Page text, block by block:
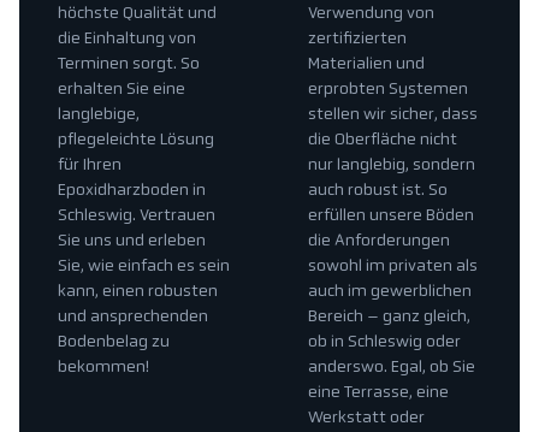
Verwendung von
zertifizierten
Materialien und
erprobten Systemen
stellen wir sicher, dass
die Oberfläche nicht
nur langlebig, sondern
auch robust ist. So
erfüllen unsere Böden
die Anforderungen
sowohl im privaten als
auch im gewerblichen
Bereich – ganz gleich,
ob in Schleswig oder
anderswo. Egal, ob Sie
eine Terrasse, eine
Werkstatt oder
höchste Qualität und
die Einhaltung von
Terminen sorgt. So
erhalten Sie eine
langlebige,
pflegeleichte Lösung
für Ihren
Epoxidharzboden in
Schleswig. Vertrauen
Sie uns und erleben
Sie, wie einfach es sein
kann, einen robusten
und ansprechenden
Bodenbelag zu
bekommen!